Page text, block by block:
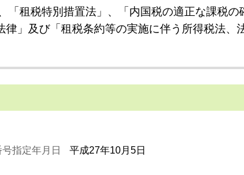
「租税特別措置法」、「内国税の適正な課税
律」及び「租税条約等の実施に伴う所得税法、
指定年月日 平成27年10月5日